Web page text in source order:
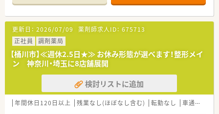
【店舗情報と応需状況について】
■配属先の店舗によって多様な医療機関からの処方箋を受け付
けているのが特徴です。
■応需科目は配属先により異なりますが、総合病院門前型やクリ
ニックモール型など、幅広い科目を学ぶことが可能な環境です。
■処方箋枚数や勤務者数は店舗ごとに最適化されており、薬剤師
1人あたりの1日処理枚数は約20枚とゆとりがあります。
【法人特徴について】
■医薬品の開発から製造、販売、調剤運営までを一貫して行う国
内唯一の複合型企業として、安定した経営基盤を誇ります。
■全国に1,273店舗を展開しており、地域住民の健康を支えるイ
更新日： 2026/07/09 薬剤師求人ID： 675713
正社員
調剤薬局
【桶川市】≪週休2.5日★≫ お休み形態が選べます！整形メイ
ン 神奈川・埼玉に8店舗展開
検討リストに追加
年間休日120日以上 残業なし(ほぼなし含む) 転勤なし 車通勤可